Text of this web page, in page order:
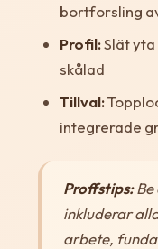
bortforsling
Profil:Slät yta
skålad
Tillval:
integrerade
Proffstips:Be
inkluderar
arbete,